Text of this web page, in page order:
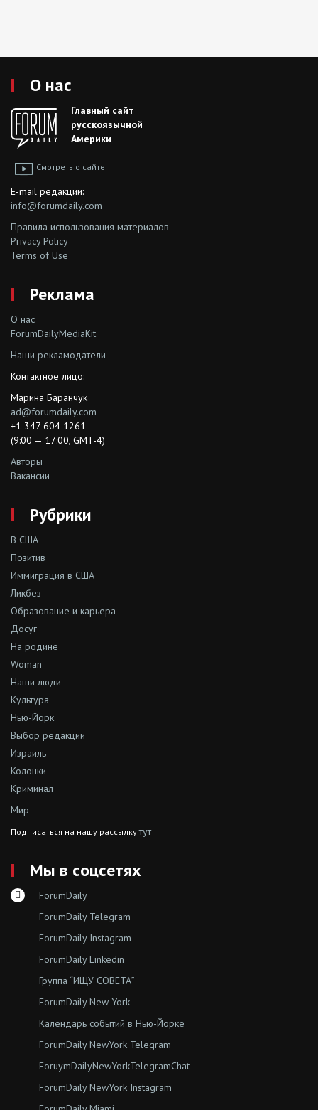
О нас
Главный сайт
русскоязычной
Америки
Смотреть о сайте
E-mail редакции:
info@forumdaily.com
Правила использования материалов
Privacy Policy
Terms of Use
Реклама
О нас
ForumDailyMediaKit
Наши рекламодатели
Контактное лицо:
Марина Баранчук
ad@forumdaily.com
+1 347 604 1261
(9:00 — 17:00, GMT-4)
Авторы
Вакансии
Рубрики
В США
Позитив
Иммиграция в США
Ликбез
Образование и карьера
Досуг
На родине
Woman
Наши люди
Культура
Нью-Йорк
Выбор редакции
Израиль
Колонки
Криминал
Мир
Подписаться на нашу рассылкутут
Мы в соцсетях
ForumDaily
ForumDaily Telegram
ForumDaily Instagram
ForumDaily Linkedin
Группа “ИЩУ СОВЕТА”
ForumDaily New York
Календарь событий в Нью-Йорке
ForumDaily NewYork Telegram
ForuymDailyNewYorkTelegramChat
ForumDaily NewYork Instagram